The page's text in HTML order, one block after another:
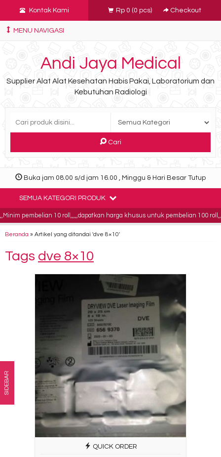
Kontak Kami Rp 0 (0 pcs) Checkout
MENU NAVIGASI
Andi Jaya Medical
Supplier Alat Alat Kesehatan Habis Pakai, Laboratorium dan
Kebutuhan Radiologi
Cari
Buka jam 08.00 s/d jam 16.00 , Minggu & Hari Besar Tutup
SEMUA KATEGORI PRODUK
pembelian 10 roll,,,,,dapatkan harga khusus untuk pembelian 100
Beranda » Artikel yang ditandai 'dve 8×10'
Tags dve 8×10
QUICK ORDER
SIDEBAR